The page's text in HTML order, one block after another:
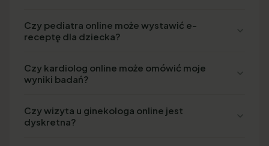
Czy pediatra online może wystawić e-
receptę dla dziecka?
Czy kardiolog online może omówić moje
wyniki badań?
Czy wizyta u ginekologa online jest
dyskretna?